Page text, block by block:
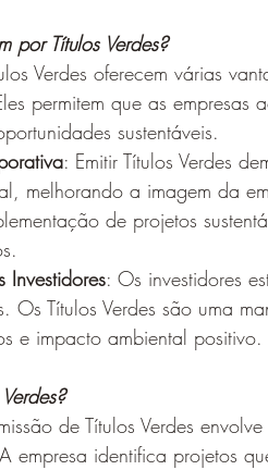
por Títulos Verdes?
Verdes oferecem várias
permitem que as empresas
sustentáveis.
: Emitir Títulos Verdes
melhorando a imagem da
de projetos
Investidores: Os investidores
Os Títulos Verdes são uma
e impacto ambiental positivo.
de Títulos Verdes
empresa identifica projetos